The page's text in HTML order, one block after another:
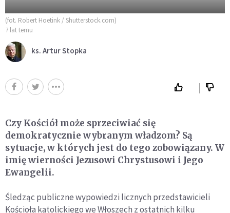
(fot. Robert Hoetink / Shutterstock.com)
7 lat temu
ks. Artur Stopka
Czy Kościół może sprzeciwiać się
demokratycznie wybranym władzom? Są
sytuacje, w których jest do tego zobowiązany. W
imię wierności Jezusowi Chrystusowi i Jego
Ewangelii.
Śledząc publiczne wypowiedzi licznych przedstawicieli
Kościoła katolickiego we Włoszech z ostatnich kilku